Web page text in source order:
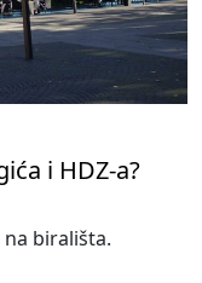
i HDZ-a?
birališta.